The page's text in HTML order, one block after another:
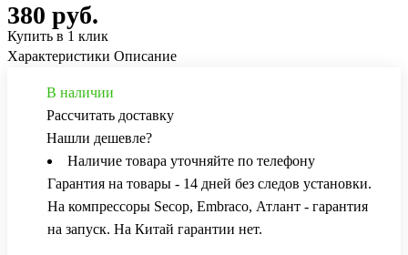
380 руб.
Купить в 1 клик
Характеристики Описание
В наличии
Рассчитать доставку
Нашли дешевле?
Наличие товара уточняйте по телефону
Гарантия на товары - 14 дней без следов установки.
На компрессоры Secop, Embraco, Атлант - гарантия
на запуск. На Китай гарантии нет.